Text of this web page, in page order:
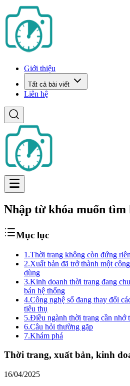
Giới thiệu
Tất cả bài viết
Liên hệ
Nhập từ khóa muốn tìm
Mục lục
1.Thời trang không còn đứng
2.Xuất bản đã trở thành một
dùng
3.Kinh doanh thời trang đang
bán hệ thống
4.Công nghệ số đang thay đổi
tiêu thụ
5.Điều ngành thời trang cần nhớ
6.Câu hỏi thường gặp
7.Khám phá
Thời trang, xuất bản, kinh
16/04/2025